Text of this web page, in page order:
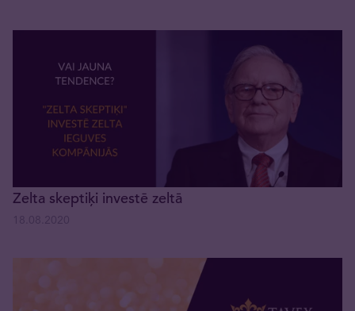
Zelta skeptiķi investē zeltā